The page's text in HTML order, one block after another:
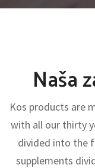
Naša
Kos products are
with all our thirty
divided into the
supplements